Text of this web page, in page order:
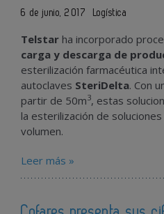
6 de junio, 2017 Logística
Telstar ha incorporado
carga y descarga de
esterilización farmacéutica
autoclaves SteriDelta. Con
partir de 50m3, estas
la esterilización de
volumen.
Leer más »